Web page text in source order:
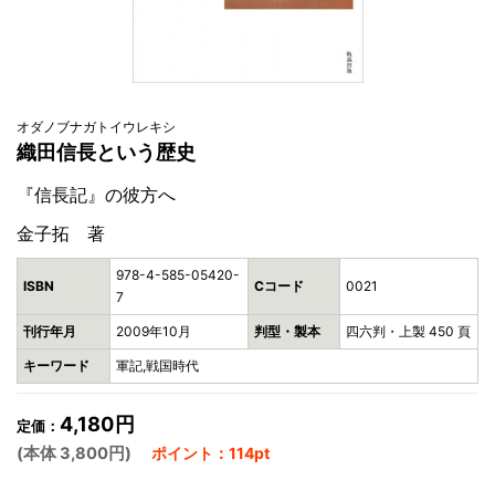
オダノブナガトイウレキシ
織田信長という歴史
『信長記』の彼方へ
金子拓 著
ISBN
978-4-585-05420-
7
Cコード 0021
刊行年月 2009年10月 判型・製本 四六判・上製 450 頁
キーワード 軍記,戦国時代
定価： 4,180円
(本体 3,800円) ポイント：114pt